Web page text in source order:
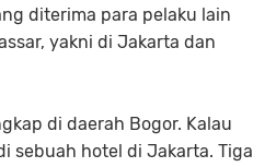
diterima para pelaku lain
yakni di Jakarta dan
di daerah Bogor. Kalau
sebuah hotel di Jakarta. Tiga